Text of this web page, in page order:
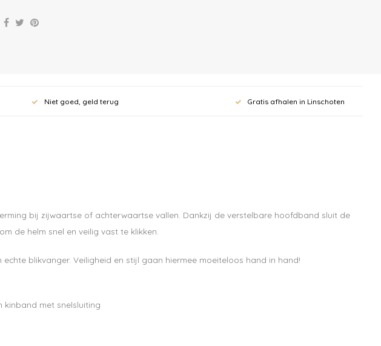
eerste bestelling vanaf
70 euro.
Niet goed, geld terug Gratis afhalen in Linschoten
bij zijwaartse of achterwaartse vallen. Dankzij de verstelbare hoofdband sluit de
de helm snel en veilig vast te klikken.
blikvanger. Veiligheid en stijl gaan hiermee moeiteloos hand in hand!
kinband met snelsluiting